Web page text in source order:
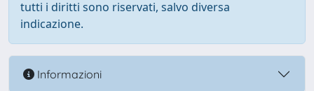
tutti i diritti sono riservati, salvo diversa
indicazione.
Informazioni